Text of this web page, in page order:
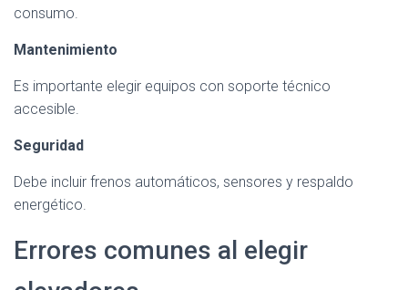
consumo.
Mantenimiento
Es importante elegir equipos con soporte técnico
accesible.
Seguridad
Debe incluir frenos automáticos, sensores y respaldo
energético.
Errores comunes al elegir